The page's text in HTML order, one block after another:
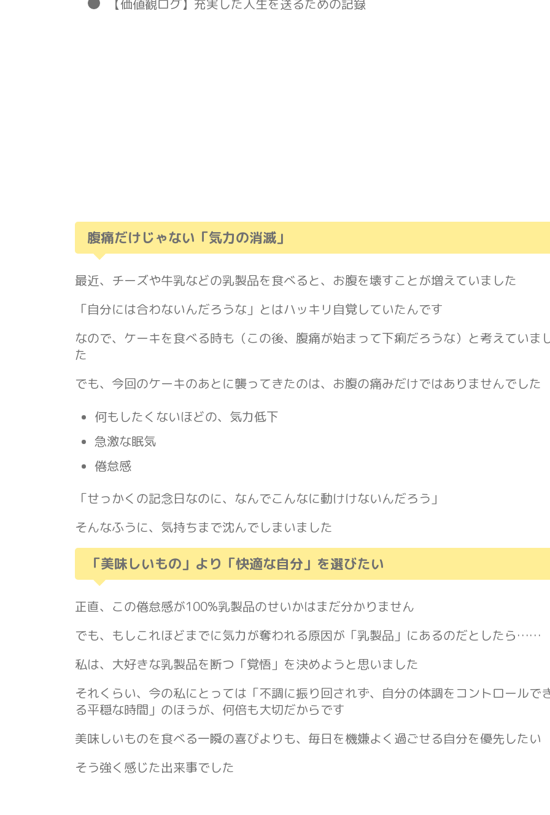
【価値観ログ】充実した人生を送るための記録
腹痛だけじゃない「気力の消滅」
最近、チーズや牛乳などの乳製品を食べると、お腹を壊すことが増えていました
「自分には合わないんだろうな」とはハッキリ自覚していたんです
なので、ケーキを食べる時も（この後、腹痛が始まって下痢だろうな）と考えていま
た
でも、今回のケーキのあとに襲ってきたのは、お腹の痛みだけではありませんでした
何もしたくないほどの、気力低下
急激な眠気
倦怠感
「せっかくの記念日なのに、なんでこんなに動けけないんだろう」
そんなふうに、気持ちまで沈んでしまいました
「美味しいもの」より「快適な自分」を選びたい
正直、この倦怠感が100%乳製品のせいかはまだ分かりません
でも、もしこれほどまでに気力が奪われる原因が「乳製品」にあるのだとしたら……
私は、大好きな乳製品を断つ「覚悟」を決めようと思いました
それくらい、今の私にとっては「不調に振り回されず、自分の体調をコントロールで
る平穏な時間」のほうが、何倍も大切だからです
美味しいものを食べる一瞬の喜びよりも、毎日を機嫌よく過ごせる自分を優先したい
そう強く感じた出来事でした